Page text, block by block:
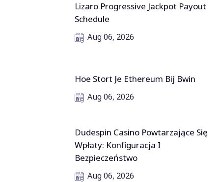
Lizaro Progressive Jackpot Payout
Schedule
Aug 06, 2026
Hoe Stort Je Ethereum Bij Bwin
Aug 06, 2026
Dudespin Casino Powtarzające Się
Wpłaty: Konfiguracja I
Bezpieczeństwo
Aug 06, 2026